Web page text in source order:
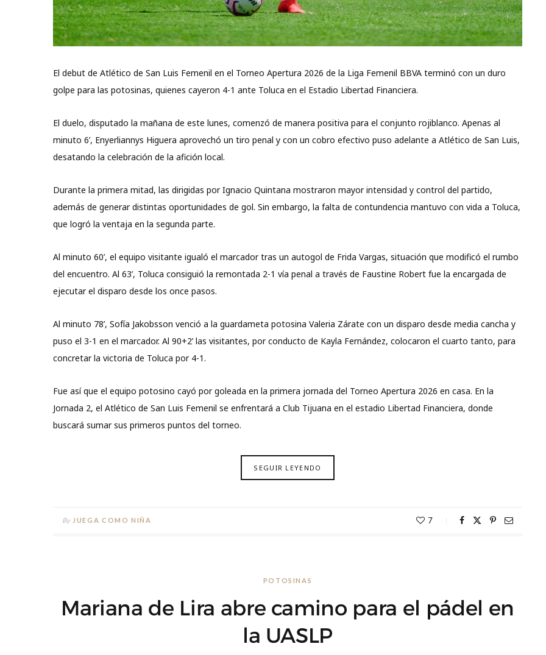
El debut de Atlético de San Luis Femenil en el Torneo Apertura 2026 de la Liga Femenil BBVA terminó con un duro
golpe para las potosinas, quienes cayeron 4-1 ante Toluca en el Estadio Libertad Financiera.
El duelo, disputado la mañana de este lunes, comenzó de manera positiva para el conjunto rojiblanco. Apenas al
minuto 6’, Enyerliannys Higuera aprovechó un tiro penal y con un cobro efectivo puso adelante a Atlético de San Luis,
desatando la celebración de la afición local.
Durante la primera mitad, las dirigidas por Ignacio Quintana mostraron mayor intensidad y control del partido,
además de generar distintas oportunidades de gol. Sin embargo, la falta de contundencia mantuvo con vida a Toluca,
que logró la ventaja en la segunda parte.
Al minuto 60’, el equipo visitante igualó el marcador tras un autogol de Frida Vargas, situación que modificó el rumbo
del encuentro. Al 63’, Toluca consiguió la remontada 2-1 vía penal a través de Faustine Robert fue la encargada de
ejecutar el disparo desde los once pasos.
Al minuto 78’, Sofía Jakobsson venció a la guardameta potosina Valeria Zárate con un disparo desde media cancha y
puso el 3-1 en el marcador. Al 90+2’ las visitantes, por conducto de Kayla Fernández, colocaron el cuarto tanto, para
concretar la victoria de Toluca por 4-1.
Fue así que el equipo potosino cayó por goleada en la primera jornada del Torneo Apertura 2026 en casa. En la
Jornada 2, el Atlético de San Luis Femenil se enfrentará a Club Tijuana en el estadio Libertad Financiera, donde
buscará sumar sus primeros puntos del torneo.
SEGUIR LEYENDO
By JUEGA COMO NIÑA 7
POTOSINAS
Mariana de Lira abre camino para el pádel en
la UASLP